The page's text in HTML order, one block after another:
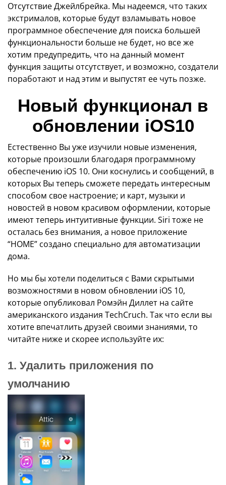
Отсутствие Джейлбрейка. Мы надеемся, что таких
экстрималов, которые будут взламывать новое
программное обеспечение для поиска большей
функциональности больше не будет, но все же
хотим предупредить, что на данный момент
функция защиты отсутствует, и возможно, создатели
поработают и над этим и выпустят ее чуть позже.
Новый функционал в
обновлении iOS10
Естественно Вы уже изучили новые изменения,
которые произошли благодаря программному
обеспечению iOS 10. Они коснулись и сообщений, в
которых Вы теперь сможете передать интересным
способом свое настроение; и карт, музыки и
новостей в новом красивом оформлении, которые
имеют теперь интуитивные функции. Siri тоже не
осталась без внимания, а новое приложение
“НOME” создано специально для автоматизации
дома.
Но мы бы хотели поделиться с Вами скрытыми
возможностями в новом обновлении iOS 10,
которые опубликовал Ромэйн Диллет на сайте
американского издания TechCruch. Так что если вы
хотите впечатлить друзей своими знаниями, то
читайте ниже и скорее используйте их:
1. Удалить приложения по
умолчанию